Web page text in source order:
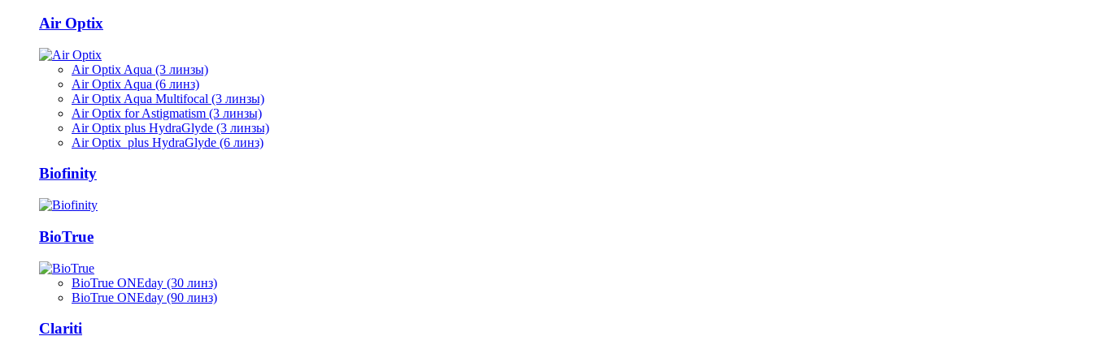
Air Optix
Air Optix Aqua (3 линзы)
Air Optix Aqua (6 линз)
Air Optix Aqua Multifocal (3 линзы)
Air Optix for Astigmatism (3 линзы)
Air Optix plus HydraGlyde (3 линзы)
Air Optix plus HydraGlyde (6 линз)
Biofinity
BioTrue
BioTrue ONEday (30 линз)
BioTrue ONEday (90 линз)
Clariti